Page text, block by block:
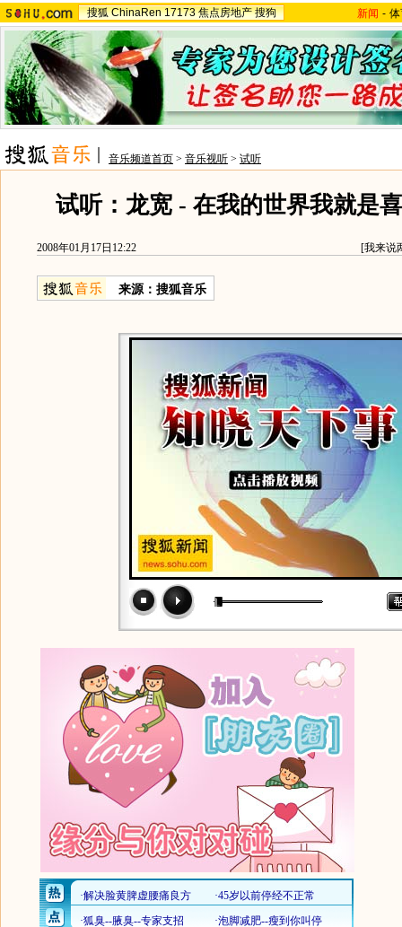
搜狐 ChinaRen 17173 焦点房地产 搜狗 新闻 -
音乐频道首页 > 音乐视听 > 试听
试听：龙宽 - 在我的世界我就是
2008年01月17日12:22 [我来说
来源：搜狐音乐